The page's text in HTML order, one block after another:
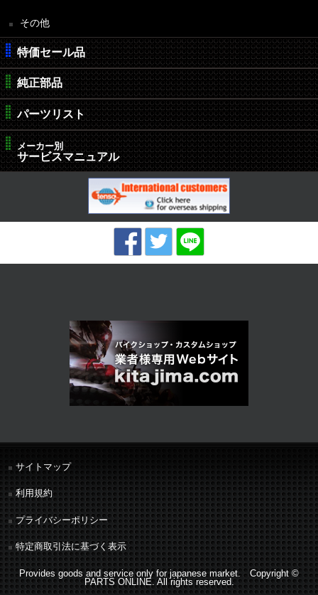
その他
特価セール品
純正部品
パーツリスト
メーカー別
サービスマニュアル
サイトマップ
利用規約
プライバシーポリシー
特定商取引法に基づく表示
Provides goods and service only for japanese market. Copyright ©
PARTS ONLINE. All rights reserved.